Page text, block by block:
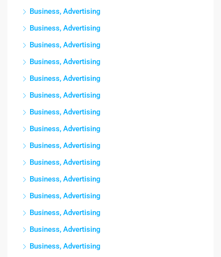
Business, Advertising
Business, Advertising
Business, Advertising
Business, Advertising
Business, Advertising
Business, Advertising
Business, Advertising
Business, Advertising
Business, Advertising
Business, Advertising
Business, Advertising
Business, Advertising
Business, Advertising
Business, Advertising
Business, Advertising